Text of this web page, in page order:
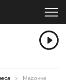
>
Мадонна